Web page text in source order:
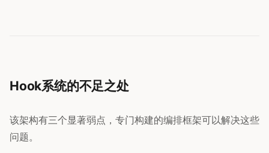
Hook系统的不足之处
该架构有三个显著弱点，专门构建的编排框架可以解决这些
问题。